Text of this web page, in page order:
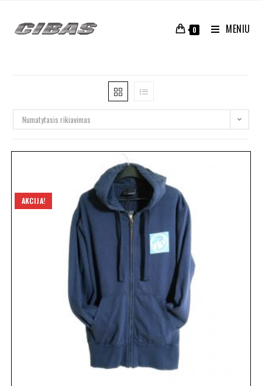
0 MENIU
Numatytasis rikiavimas
AKCIJA!